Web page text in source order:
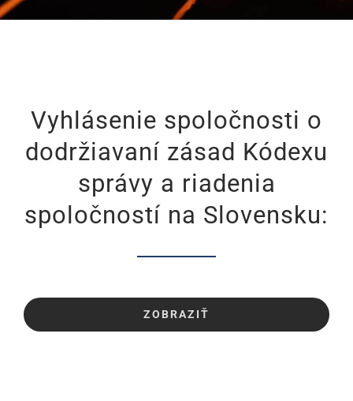
Vyhlásenie spoločnosti o
dodržiavaní zásad Kódexu
správy a riadenia
spoločností na Slovensku:
ZOBRAZIŤ